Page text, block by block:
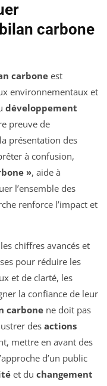
carbone
carbone est
environnementaux et
développement
preuve de
présentation des
à confusion,
», aide à
l’ensemble des
renforce l’impact et
chiffres avancés et
pour réduire les
et de clarté, les
la confiance de leur
carbone ne doit pas
des actions
mettre en avant des
d’un public
et du changement